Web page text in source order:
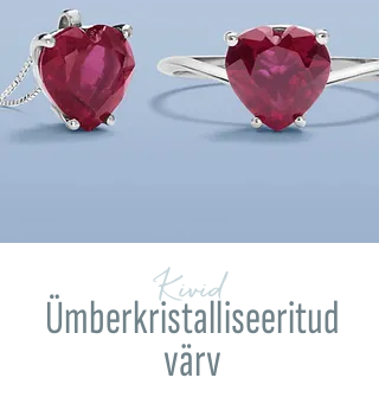
Kivid
Ümberkristalliseeritud
värv